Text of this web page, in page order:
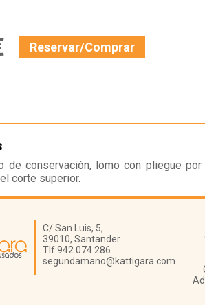
Reservar/Comprar
de conservación, lomo con pliegue
corte superior.
C/ San Luis, 5,
39010, Santander
Tlf:942 074 286
segundamano@kattigara.com